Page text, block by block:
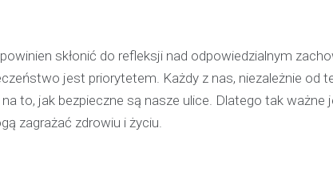
skłonić do refleksji nad odpowiedzialnym
jest priorytetem. Każdy z nas, niezależnie od
to, jak bezpieczne są nasze ulice. Dlatego tak ważne
zagrażać zdrowiu i życiu.